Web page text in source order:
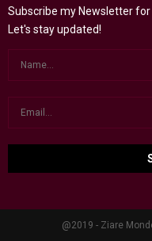
Subscribe my Newsletter for
Let's stay updated!
@2019 - Ziare